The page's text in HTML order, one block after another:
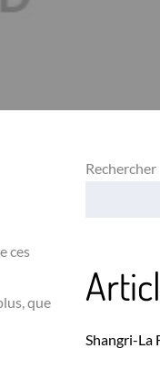
ces
que
Rechercher
Shangri-La